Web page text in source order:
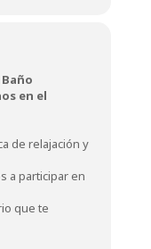
en el
de relajación y
a participar en
que te